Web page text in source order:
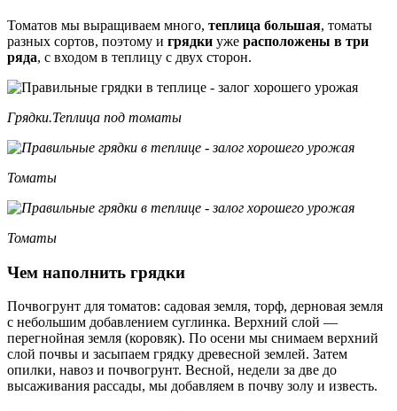
Томатов мы выращиваем много, теплица большая, томаты
разных сортов, поэтому и грядки уже расположены в три
ряда, с входом в теплицу с двух сторон.
Грядки.Теплица под томаты
Томаты
Томаты
Чем наполнить грядки
Почвогрунт для томатов: садовая земля, торф, дерновая земля
с небольшим добавлением суглинка. Верхний слой —
перегнойная земля (коровяк). По осени мы снимаем верхний
слой почвы и засыпаем грядку древесной землей. Затем
опилки, навоз и почвогрунт. Весной, недели за две до
высаживания рассады, мы добавляем в почву золу и известь.